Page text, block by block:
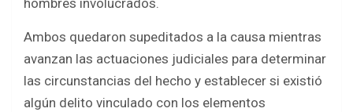
hombres involucrados.
Ambos quedaron supeditados a la causa mientras
avanzan las actuaciones judiciales para determinar
las circunstancias del hecho y establecer si existió
algún delito vinculado con los elementos